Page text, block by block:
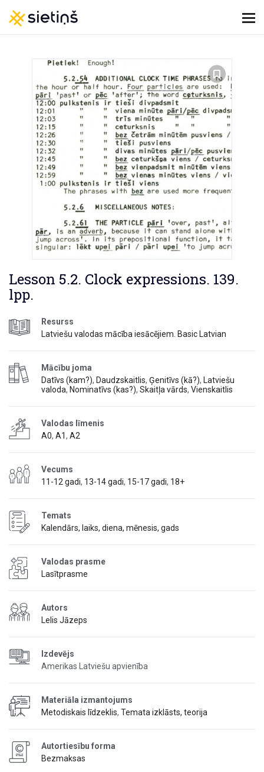
Lesson 5.2. Clock expressions. 139.
lpp.
Resurss
Latviešu valodas mācība iesācējiem. Basic Latvian
Mācību joma
Datīvs (kam?), Daudzskaitlis, Ģenitīvs (kā?), Latviešu
valoda, Nominatīvs (kas?), Skaitļa vārds, Vienskaitlis
Valodas līmenis
A0, A1, A2
Vecums
11-12 gadi, 13-14 gadi, 15-17 gadi, 18+
Temats
Kalendārs, laiks, diena, mēnesis, gads
Valodas prasme
Lasītprasme
Autors
Lelis Jāzeps
Izdevējs
Amerikas Latviešu apvienība
Materiāla izmantojums
Metodiskais līdzeklis, Temata izklāsts, teorija
Autortiesību forma
Bezmaksas